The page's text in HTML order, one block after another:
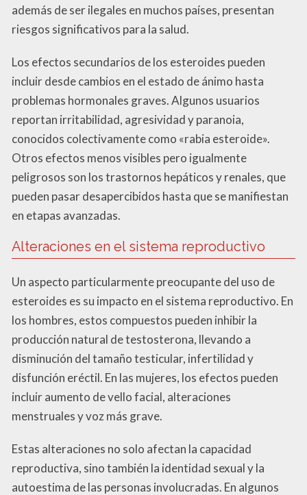
además de ser ilegales en muchos países, presentan
riesgos significativos para la salud.
Los efectos secundarios de los esteroides pueden
incluir desde cambios en el estado de ánimo hasta
problemas hormonales graves. Algunos usuarios
reportan irritabilidad, agresividad y paranoia,
conocidos colectivamente como «rabia esteroide».
Otros efectos menos visibles pero igualmente
peligrosos son los trastornos hepáticos y renales, que
pueden pasar desapercibidos hasta que se manifiestan
en etapas avanzadas.
Alteraciones en el sistema reproductivo
Un aspecto particularmente preocupante del uso de
esteroides es su impacto en el sistema reproductivo. En
los hombres, estos compuestos pueden inhibir la
producción natural de testosterona, llevando a
disminución del tamaño testicular, infertilidad y
disfunción eréctil. En las mujeres, los efectos pueden
incluir aumento de vello facial, alteraciones
menstruales y voz más grave.
Estas alteraciones no solo afectan la capacidad
reproductiva, sino también la identidad sexual y la
autoestima de las personas involucradas. En algunos